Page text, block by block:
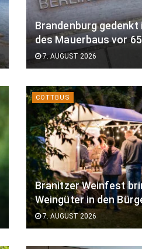
Brandenburg gedenkt
des Mauerbaus vor
7. AUGUST 2026
COTTBUS
Branitzer Weinfest
Weingüter in den
7. AUGUST 2026